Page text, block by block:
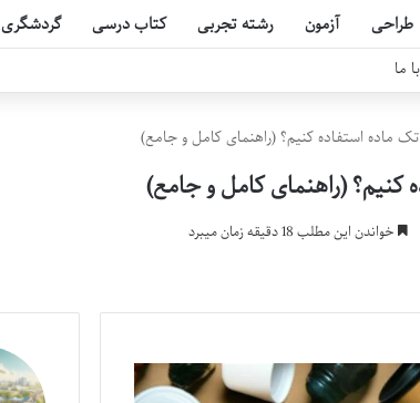
طراحی آزمون رشته تجربی کتاب درسی گردشگری
ما
ماده استفاده کنیم؟ (راهنمای کامل و جامع)
کنیم؟ (راهنمای کامل و جامع)
خواندن این مطلب 18 دقیقه زمان میبرد